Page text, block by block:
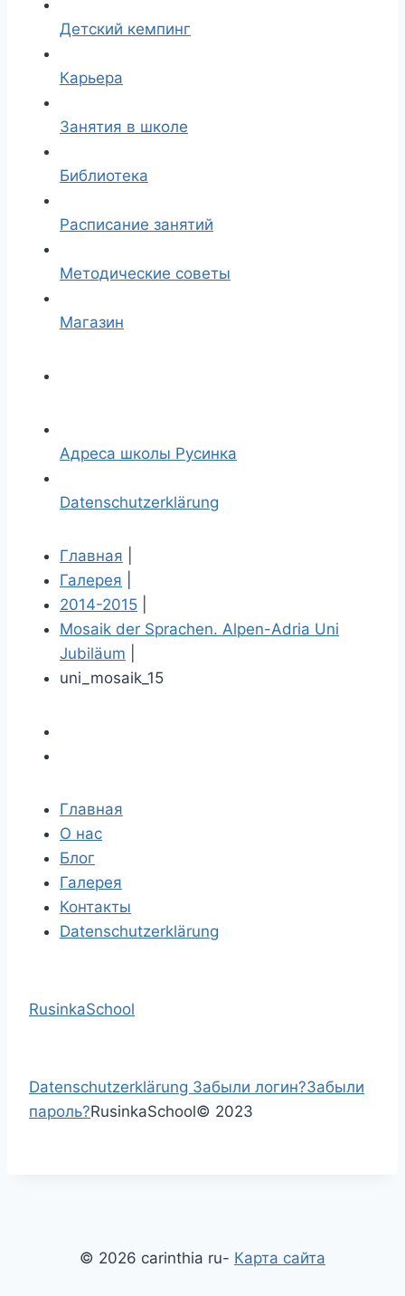
Детский кемпинг
Карьера
Занятия в школе
Библиотека
Расписание занятий
Методические советы
Магазин
Адреса школы Русинка
Datenschutzerklärung
Главная
Галерея
2014-2015
Mosaik der Sprachen. Alpen-Adria Uni
Jubiläum
uni_mosaik_15
Главная
О нас
Блог
Галерея
Контакты
Datenschutzerklärung
RusinkaSchool
Datenschutzerklärung Забыли логин?Забыли
пароль?RusinkaSchool© 2023
© 2026 carinthia ru- Карта сайта